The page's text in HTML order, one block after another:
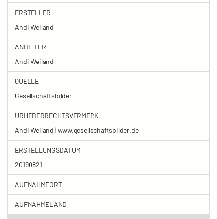
ERSTELLER
Andi Weiland
ANBIETER
Andi Weiland
QUELLE
Gesellschaftsbilder
URHEBERRECHTSVERMERK
Andi Weiland | www.gesellschaftsbilder.de
ERSTELLUNGSDATUM
20190821
AUFNAHMEORT
AUFNAHMELAND